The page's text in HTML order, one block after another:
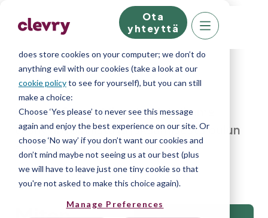
We know right? These cookie pop-ups can really
ruin your visit, so we’ll make this quick. This website
does store cookies on your computer; we don’t do
anything evil with our cookies (take a look at our
cookie policyto see for yourself), but you can still
make a choice:
Choose ‘Yes please’ to never see this message
again and enjoy the best experience on our site. Or
choose ‘No way’ if you don’t want our cookies and
don’t mind maybe not seeing us at our best (plus
we will have to leave just one tiny cookie so that
you're not asked to make this choice again).
Manage Preferences
Ota
yhteyttä
Home»Blog»Miten huolehdimme
työhyvinvoinnista ja jaksamisesta oulun
studentworkilla?